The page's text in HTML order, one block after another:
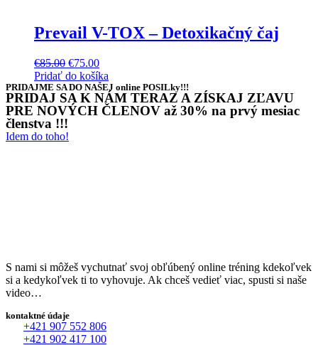
Prevail V-TOX – Detoxikačný čaj
€85.00 €75.00
Pridať do košíka
PRIDAJME SA DO NAŠEJ online POSILky!!!
PRIDAJ SA K NÁM TERAZ A ZÍSKAJ ZĽAVU
PRE NOVÝCH ČLENOV až 30% na prvý mesiac
členstva !!!
Idem do toho!
S nami si môžeš vychutnať svoj obľúbený online tréning kdekoľvek
si a kedykoľvek ti to vyhovuje. Ak chceš vedieť viac, spusti si naše
video…
kontaktné údaje
+421 907 552 806
+421 902 417 100